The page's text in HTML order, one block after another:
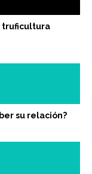
truficultura
su relación?